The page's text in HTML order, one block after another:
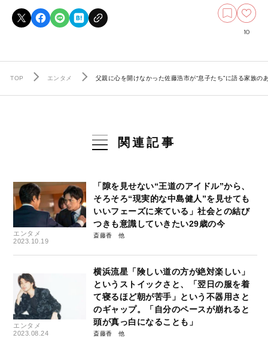
10
TOP エンタメ 父親に心を開けなかった佐藤浩市が“息子たち”に語る家族
関連記事
エンタメ
2023.10.19
「隙を見せない“王道のアイドル”から、
そろそろ“現実的な中島健人”を見せても
いいフェーズに来ている」社会との結び
つきも意識していきたい29歳の今
斎藤香
エンタメ
2023.08.24
横浜流星「険しい道の方が絶対楽しい」
というストイックさと、「翌日の服を着
て寝るほど朝が苦手」という不器用さと
のギャップ。「自分のペースが崩れると
頭が真っ白になることも」
斎藤香